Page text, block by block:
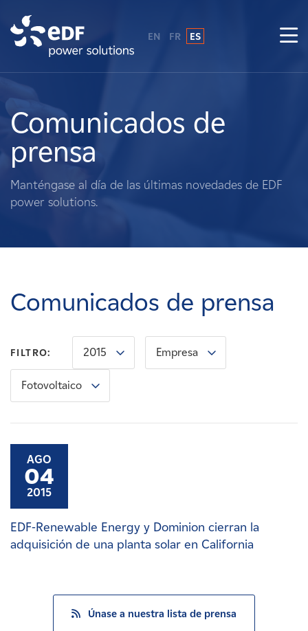
Sobre nosotros
Qué hacemos
Terratenientes
Carreras
Noticias
Contacte con
EN FR ES
Comunicados de
prensa
Manténgase al día de las últimas novedades de EDF
power solutions.
Comunicados de prensa
FILTRO: 2015 Empresa
Fotovoltaico
AGO
04
2015
EDF-Renewable Energy y Dominion cierran la
adquisición de una planta solar en California
Únase a nuestra lista de prensa